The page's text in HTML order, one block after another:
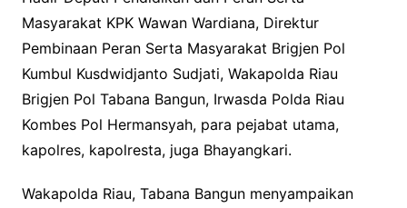
Masyarakat KPK Wawan Wardiana, Direktur
Pembinaan Peran Serta Masyarakat Brigjen Pol
Kumbul Kusdwidjanto Sudjati, Wakapolda Riau
Brigjen Pol Tabana Bangun, Irwasda Polda Riau
Kombes Pol Hermansyah, para pejabat utama,
kapolres, kapolresta, juga Bhayangkari.
Wakapolda Riau, Tabana Bangun menyampaikan